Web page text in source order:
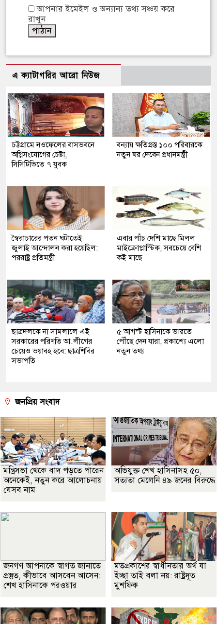
আপনার ইমেইল ও অন্যান্য তথ্য সঞ্চয় করে
রাখুন
এ ক্যাটাগরির আরো নিউজ
চট্টগ্রামে নওফেলের বাসভবনে
অগ্নিসংযোগের চেষ্টা,
সিসিটিভিতে ৭ যুবক
বন্যায় ক্ষতিগ্রস্ত ১০০ পরিবারকে
নতুন ঘর দেবেন প্রধানমন্ত্রী
স্বৈরাচারের পতন ঘটাতেই
জুলাই আন্দোলন করা হয়েছিল:
পররাষ্ট্র প্রতিমন্ত্রী
এবার পাঁচ দেশি মাছে মিলল
মাইক্রোপ্লাস্টিক, সবচেয়ে বেশি
কই মাছে
ছাত্রদলকে না সামলালে এই
সরকারের পরিণতি আ.লীগের
চেয়েও ভয়াবহ হবে: ছাত্রশিবির
সভাপতি
৫ আগস্ট হাসিনাকে ভারতে
পৌঁছে দেন যারা, প্রকাশ্যে এলো
নতুন তথ্য
জনপ্রিয় সংবাদ
মন্ত্রিসভা থেকে বাদ পড়তে পারেন
অনেকেই, নতুন করে আলোচনায়
যেসব নাম
অভিযুক্ত শেখ হাসিনাসহ ৫০,
সত্যতা মেলেনি ৪৯ জনের বিরুদ্ধে
জনগণ আপনাকে স্বাগত জানাতে
প্রস্তুত, কীভাবে আসবেন আসেন:
শেখ হাসিনাকে পরওয়ার
মতপ্রকাশের স্বাধীনতার অর্থ যা
ইচ্ছা তাই বলা নয়: রাষ্ট্রদূত
মুশফিক